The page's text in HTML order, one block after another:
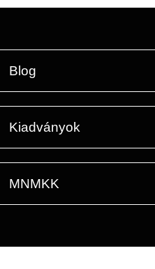
Blog
Kiadványok
MNMKK